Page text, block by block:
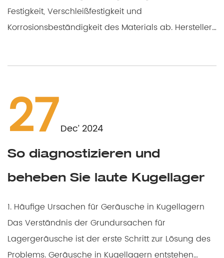
Festigkeit, Verschleißfestigkeit und
Korrosionsbeständigkeit des Materials ab. Hersteller
27Dec’ 2024
So diagnostizieren und
beheben Sie laute Kugellager
1. Häufige Ursachen für Geräusche in Kugellagern
Das Verständnis der Grundursachen für
Lagergeräusche ist der erste Schritt zur Lösung des
Problems. Geräusche in Kugellagern entstehen